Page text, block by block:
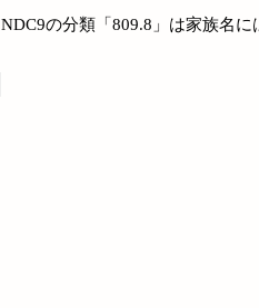
NDC9の分類「809.8」は家族名